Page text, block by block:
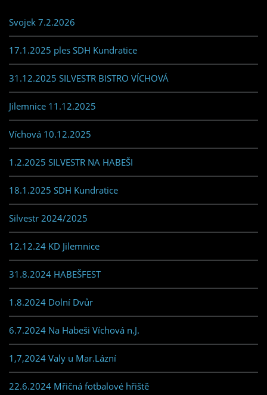
Svojek 7.2.2026
17.1.2025 ples SDH Kundratice
31.12.2025 SILVESTR BISTRO VÍCHOVÁ
Jilemnice 11.12.2025
Víchová 10.12.2025
1.2.2025 SILVESTR NA HABEŠI
18.1.2025 SDH Kundratice
Silvestr 2024/2025
12.12.24 KD Jilemnice
31.8.2024 HABEŠFEST
1.8.2024 Dolní Dvůr
6.7.2024 Na Habeši Víchová n.J.
1,7,2024 Valy u Mar.Lázní
22.6.2024 Mřičná fotbalové hřiště